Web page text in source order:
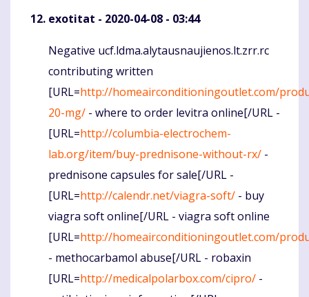
exotitat - 2020-04-08 - 03:44
Komentaras
Negative ucf.ldma.alytausnaujienos.lt.zrr.rc
contributing written
[URL=http://homeairconditioningoutlet.com/
20-mg/ - where to order levitra online[/URL -
[URL=http://columbia-electrochem-
lab.org/item/buy-prednisone-without-rx/ -
prednisone capsules for sale[/URL -
[URL=http://calendr.net/viagra-soft/ - buy
viagra soft online[/URL - viagra soft online
[URL=http://homeairconditioningoutlet.com/
- methocarbamol abuse[/URL - robaxin
[URL=http://medicalpolarbox.com/cipro/ -